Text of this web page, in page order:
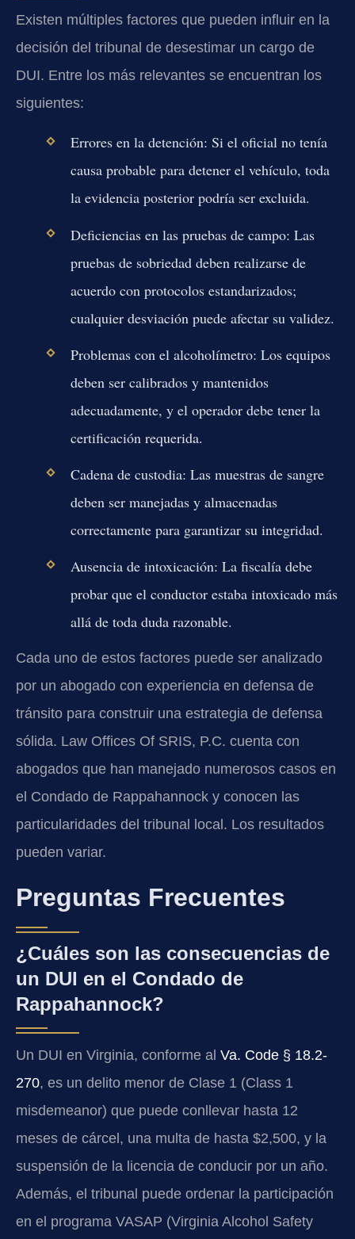
Existen múltiples factores que pueden influir en la
decisión del tribunal de desestimar un cargo de
DUI. Entre los más relevantes se encuentran los
siguientes:
Errores en la detención: Si el oficial no tenía
causa probable para detener el vehículo, toda
la evidencia posterior podría ser excluida.
Deficiencias en las pruebas de campo: Las
pruebas de sobriedad deben realizarse de
acuerdo con protocolos estandarizados;
cualquier desviación puede afectar su validez.
Problemas con el alcoholímetro: Los equipos
deben ser calibrados y mantenidos
adecuadamente, y el operador debe tener la
certificación requerida.
Cadena de custodia: Las muestras de sangre
deben ser manejadas y almacenadas
correctamente para garantizar su integridad.
Ausencia de intoxicación: La fiscalía debe
probar que el conductor estaba intoxicado más
allá de toda duda razonable.
Cada uno de estos factores puede ser analizado
por un abogado con experiencia en defensa de
tránsito para construir una estrategia de defensa
sólida. Law Offices Of SRIS, P.C. cuenta con
abogados que han manejado numerosos casos en
el Condado de Rappahannock y conocen las
particularidades del tribunal local. Los resultados
pueden variar.
Preguntas Frecuentes
¿Cuáles son las consecuencias de
un DUI en el Condado de
Rappahannock?
Un DUI en Virginia, conforme al Va. Code § 18.2-
270, es un delito menor de Clase 1 (Class 1
misdemeanor) que puede conllevar hasta 12
meses de cárcel, una multa de hasta $2,500, y la
suspensión de la licencia de conducir por un año.
Además, el tribunal puede ordenar la participación
en el programa VASAP (Virginia Alcohol Safety